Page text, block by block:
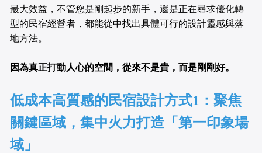
最大效益，不管您是剛起步的新手，還是正在尋求優化轉
型的民宿經營者，都能從中找出具體可行的設計靈感與落
地方法。
因為真正打動人心的空間，從來不是貴，而是剛剛好。
低成本高質感的民宿設計方式1：聚焦
關鍵區域，集中火力打造「第一印象場
域」